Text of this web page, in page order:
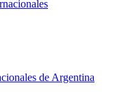
de Argentina